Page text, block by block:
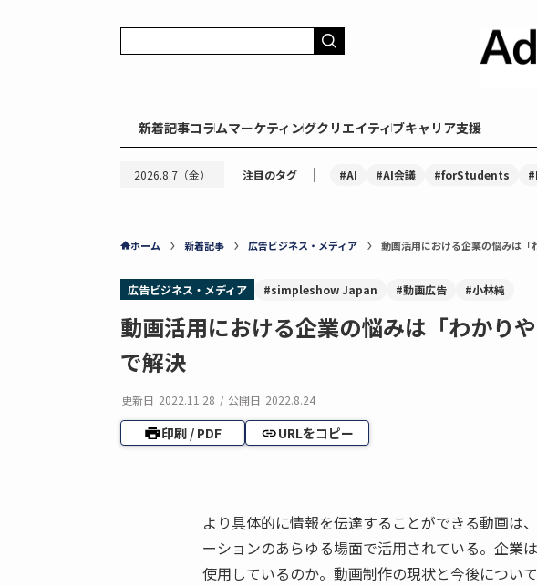
新着記事コラムマーケティングクリエイティブキャリア支援
2026.8.7（金） 注目のタグ ｜ #AI #AI会議 #forStudents
ホーム 新着記事 広告ビジネス・メディア 動画活用における企業の悩みは
広告ビジネス・メディア #simpleshow Japan #動画広告 #小林純
動画活用における企業の悩みは「わかり
で解決
更新日 2022.11.28 / 公開日 2022.8.24
印刷 / PDF URLをコピー
より具体的に情報を伝達することができる動画は
ーションのあらゆる場面で活用されている。企業
使用しているのか。動画制作の現状と今後につい